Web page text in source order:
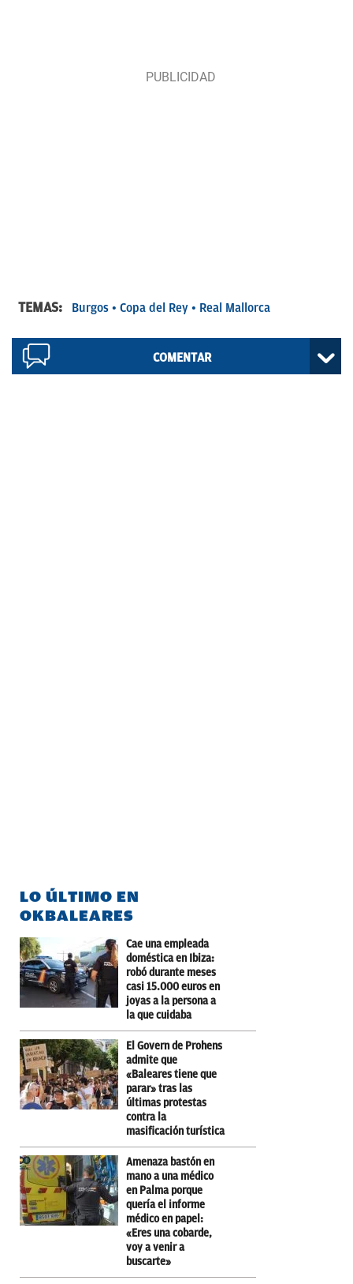
TEMAS: Burgos Copa del Rey Real Mallorca
COMENTAR
LO ÚLTIMO EN
OKBALEARES
Cae una empleada
doméstica en Ibiza:
robó durante meses
casi 15.000 euros en
joyas a la persona a
la que cuidaba
El Govern de Prohens
admite que
«Baleares tiene que
parar» tras las
últimas protestas
contra la
masificación turística
Amenaza bastón en
mano a una médico
en Palma porque
quería el informe
médico en papel:
«Eres una cobarde,
voy a venir a
buscarte»